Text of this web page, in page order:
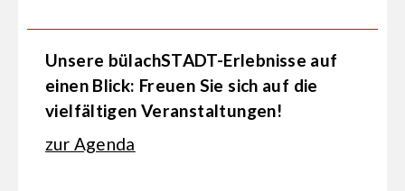
Unsere bülachSTADT-Erlebnisse auf
einen Blick: Freuen Sie sich auf die
vielfältigen Veranstaltungen!
zur Agenda